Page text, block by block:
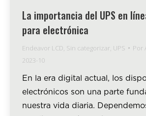
La importancia del UPS en
para electrónica
Endeavor LCD Sin categorizar UPS Por
2023-10
En la era digital actual, los
electrónicos son una parte
nuestra vida diaria.